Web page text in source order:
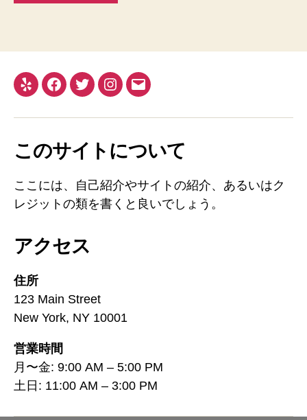
このサイトについて
ここには、自己紹介やサイトの紹介、あるいはク
レジットの類を書くと良いでしょう。
アクセス
住所
123 Main Street
New York, NY 10001
営業時間
月〜金: 9:00 AM – 5:00 PM
土日: 11:00 AM – 3:00 PM